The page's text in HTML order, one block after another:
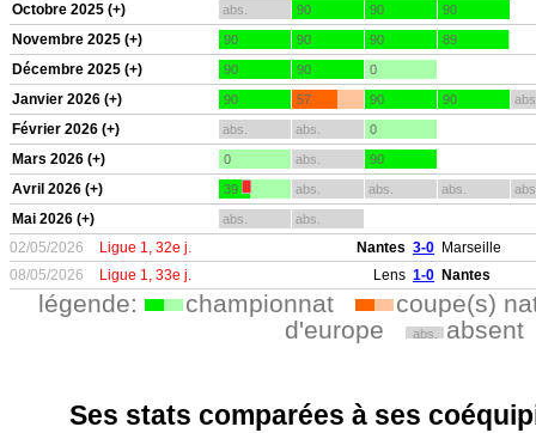
Octobre 2025 (+) abs. 90 90 90
Novembre 2025 (+) 90 90 90 89
Décembre 2025 (+) 90 90 0
Janvier 2026 (+) 90 57 90 90
Février 2026 (+) abs. abs. 0
Mars 2026 (+) 0 abs. 90
Avril 2026 (+) 39 abs. abs. abs.
Mai 2026 (+) abs. abs.
02/05/2026 Ligue 1, 32e j. Nantes 3-0 Marseille
08/05/2026
Ligue 1, 33e j. Lens 1-0 Nantes
légende: championnat
coupe(s)
d'europe
abs. absent
Ses stats comparées à ses